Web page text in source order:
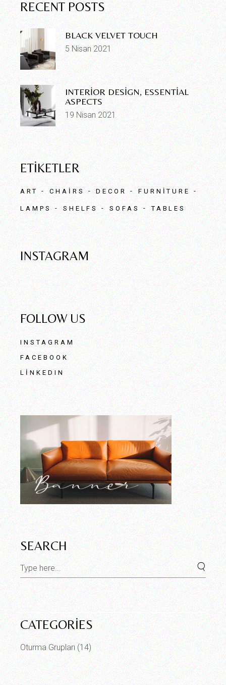
RECENT POSTS
BLACK VELVET TOUCH
5 Nisan 2021
INTERIOR DESIGN, ESSENTIAL
ASPECTS
19 Nisan 2021
ETIKETLER
ART CHAIRS DECOR FURNITURE
LAMPS SHELFS SOFAS TABLES
INSTAGRAM
FOLLOW US
INSTAGRAM
FACEBOOK
LINKEDIN
SEARCH
CATEGORIES
Oturma Grupları (14)